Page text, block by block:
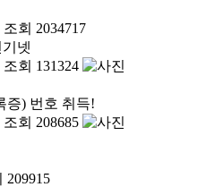
조회 2034717
넷
조회 131324
증) 번호 취득!
조회 208685
209915